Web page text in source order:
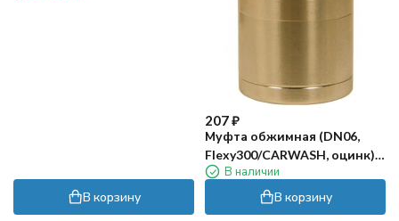
В корзину
207₽
Муфта обжимная (DN06,
Flexy300/CARWASH, оцинк)
R+MВ наличии
В корзину